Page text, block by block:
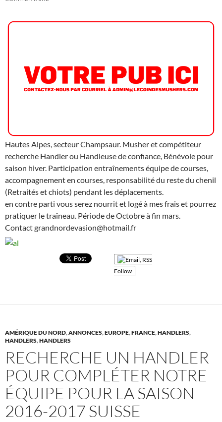
Hautes Alpes, secteur Champsaur. Musher et compétiteur
recherche Handler ou Handleuse de confiance, Bénévole pour
saison hiver. Participation entraînements équipe de courses,
accompagnement en courses, responsabilité du reste du chenil
(Retraités et chiots) pendant les déplacements.
en contre parti vous serez nourrit et logé à mes frais et pourrez
pratiquer le traîneau. Période de Octobre à fin mars.
Contact grandnordevasion@hotmail.fr
Follow
AMÉRIQUE DU NORD,ANNONCES,EUROPE,FRANCE,HANDLERS,
HANDLERS,HANDLERS
RECHERCHE UN HANDLER
POUR COMPLÉTER NOTRE
ÉQUIPE POUR LA SAISON
2016-2017 SUISSE